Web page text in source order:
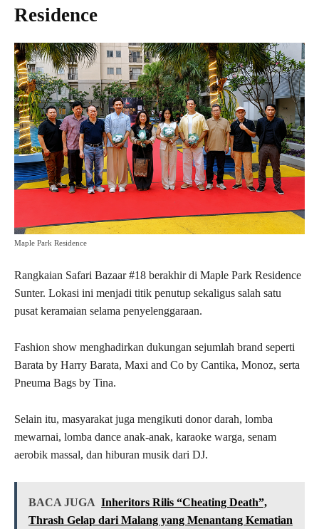
Residence
Maple Park Residence
Rangkaian Safari Bazaar #18 berakhir di Maple Park Residence
Sunter. Lokasi ini menjadi titik penutup sekaligus salah satu
pusat keramaian selama penyelenggaraan.
Fashion show menghadirkan dukungan sejumlah brand seperti
Barata by Harry Barata, Maxi and Co by Cantika, Monoz, serta
Pneuma Bags by Tina.
Selain itu, masyarakat juga mengikuti donor darah, lomba
mewarnai, lomba dance anak-anak, karaoke warga, senam
aerobik massal, dan hiburan musik dari DJ.
BACA JUGA Inheritors Rilis “Cheating Death”,
Thrash Gelap dari Malang yang Menantang Kematian